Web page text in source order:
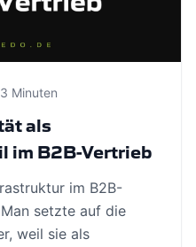
3 Minuten
als
im B2B-Vertrieb
im B2B-
setzte auf die
weil sie als